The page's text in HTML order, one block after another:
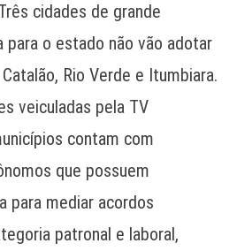
cidades de grande
para o estado não vão adotar
Rio Verde e Itumbiara.
veiculadas pela TV
contam com
que possuem
para mediar acordos
patronal e laboral,